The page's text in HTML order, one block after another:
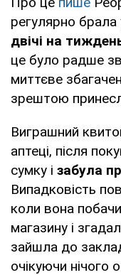
регулярно брала
двічі на
це було радше
миттєве
зрештою
Виграшний
аптеці, після
сумку і забула
Випадковість
коли вона
магазину і
зайшла до
очікуючи нічого